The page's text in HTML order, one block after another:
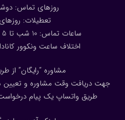
روزهای تماس:
تعطیلات:
ساعات تماس: 10 شب تا 5 صبح به وقت ایران
اختلاف ساعت ونکوور کانادا
مشاوره “رایگان” از
جهت دریافت وقت مشاوره و تعیین
طریق واتساپ یک پیام درخواست